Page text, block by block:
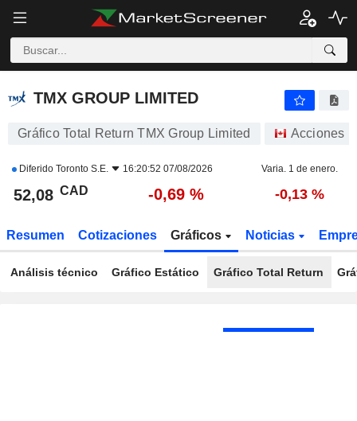
TMX GROUP LIMITED
TMX GROUP LIMITED
Gráfico Total Return TMX Group Limited Acciones
Diferido Toronto S.E. 16:20:52 07/08/2026 Varia. 1 de enero.
52,08 CAD -0,69 % -0,13 %
Resumen Cotizaciones Gráficos Noticias
Análisis técnico Gráfico Estático Gráfico Total Return